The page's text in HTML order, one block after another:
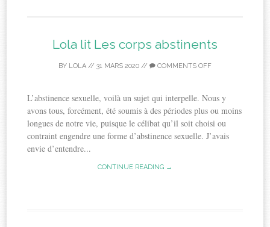
Lola lit Les corps abstinents
BY LOLA // 31 MARS 2020 // COMMENTS OFF
L’abstinence sexuelle, voilà un sujet qui interpelle. Nous y
avons tous, forcément, été soumis à des périodes plus ou moins
longues de notre vie, puisque le célibat qu’il soit choisi ou
contraint engendre une forme d’abstinence sexuelle. J’avais
envie d’entendre...
CONTINUE READING →